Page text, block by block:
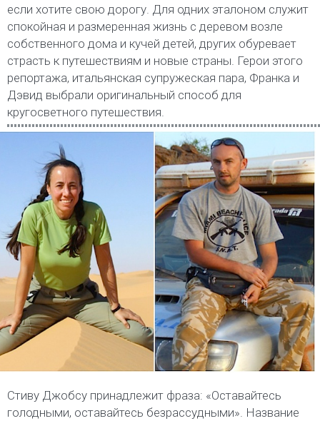
если хотите свою дорогу. Для одних эталоном служит
спокойная и размеренная жизнь с деревом возле
собственного дома и кучей детей, других обуревает
страсть к путешествиям и новые страны. Герои этого
репортажа, итальянская супружеская пара, Франка и
Дэвид выбрали оригинальный способ для
кругосветного путешествия.
Стиву Джобсу принадлежит фраза: «Оставайтесь
голодными, оставайтесь безрассудными». Название